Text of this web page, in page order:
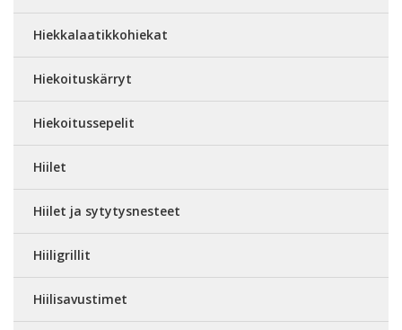
Hiekkalaatikkohiekat
Hiekoituskärryt
Hiekoitussepelit
Hiilet
Hiilet ja sytytysnesteet
Hiiligrillit
Hiilisavustimet